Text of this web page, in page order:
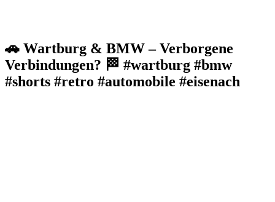
🚗 Wartburg & BMW – Verborgene
Verbindungen? 🏁 #wartburg #bmw
#shorts #retro #automobile #eisenach